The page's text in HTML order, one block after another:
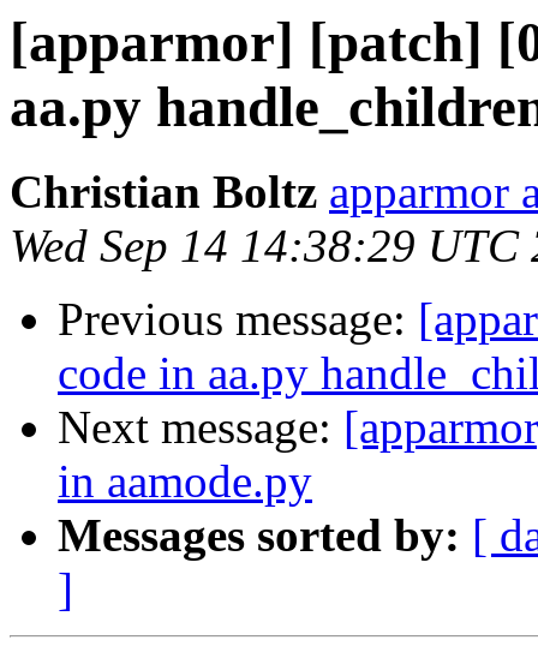
[apparmor] [patch]
aa.py
Christian Boltz apparmor
Wed Sep 14 14:38:29 UTC
Previous message:
code in aa.py
Next message:
in aamode.py
Messages sorted by: [
]